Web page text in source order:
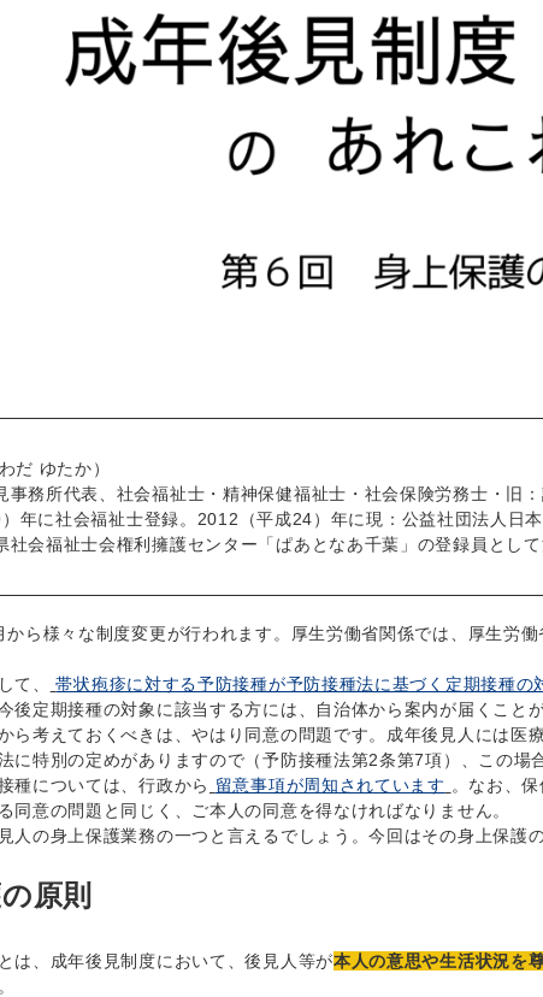
だ ゆたか）
務所代表、社会福祉士・精神保健福祉士・社会保険労務士・旧
年に社会福祉士登録。2012（平成24）年に現：公益社団法人日
社会福祉士会権利擁護センター「ぱあとなあ千葉」の登録員とし
ら様々な制度変更が行われます。厚生労働省関係では、厚生労
て、
帯状疱疹に対する予防接種が予防接種法に基づく定期接種の
後定期接種の対象に該当する方には、自治体から案内が届くこと
ら考えておくべきは、やはり同意の問題です。成年後見人には医
に特別の定めがありますので（予防接種法第2条第7項）、この
種については、行政から 留意事項が周知されています 。なお、
同意の問題と同じく、ご本人の同意を得なければなりません。
人の身上保護業務の一つと言えるでしょう。今回はその身上保護
原則
は、成年後見制度において、後見人等が本人の意思や生活状況を